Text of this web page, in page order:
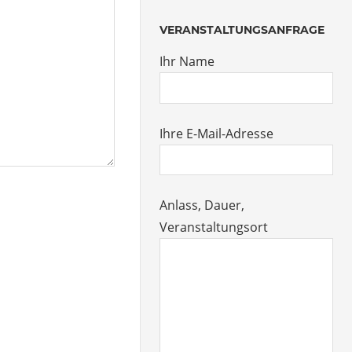
VERANSTALTUNGSANFRAGE
Ihr Name
Ihre E-Mail-Adresse
Anlass, Dauer,
Veranstaltungsort